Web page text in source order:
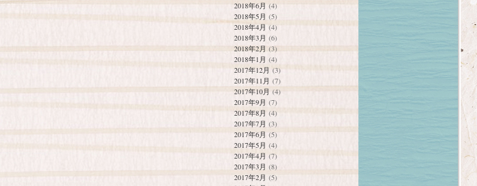
2018年6月 (4)
2018年5月 (5)
2018年4月(4)
2018年3月 (6)
2018年2月 (3)
2018年1月 (4)
2017年12月 (3)
2017年11月 (7)
2017年10月 (4)
2017年9月 (7)
2017年8月 (4)
2017年7月 (3)
2017年6月 (5)
2017年5月 (4)
2017年4月 (7)
2017年3月 (8)
2017年2月 (5)